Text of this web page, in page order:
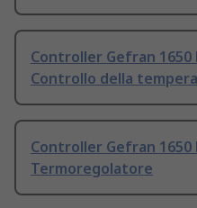
Controller Gefran 1650
Controllo della
Controller Gefran 1650
Termoregolatore